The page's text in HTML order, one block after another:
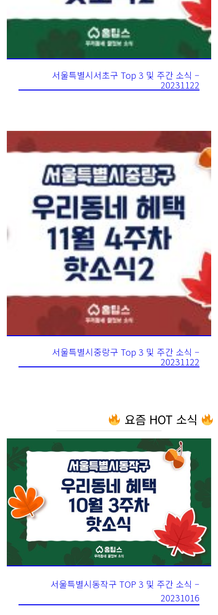
서울특별시서초구 Top 3 및 주간 소식 –
20231122
서울특별시중랑구 Top 3 및 주간 소식 –
20231122
요즘 HOT 소식
서울특별시동작구 TOP 3 및 주간 소식 –
20231016